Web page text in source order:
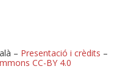
– Presentació i crèdits –
CC-BY 4.0